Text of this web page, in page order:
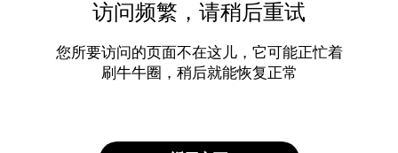
访问频繁，请稍后重试
您所要访问的页面不在这儿，它可能正忙着
刷牛牛圈，稍后就能恢复正常